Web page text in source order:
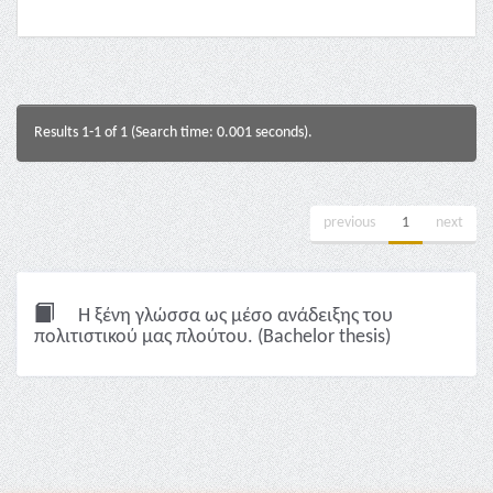
Results 1-1 of 1 (Search time: 0.001 seconds).
previous 1 next
Η ξένη γλώσσα ως μέσο ανάδειξης του
πολιτιστικού μας πλούτου. (Bachelor thesis)